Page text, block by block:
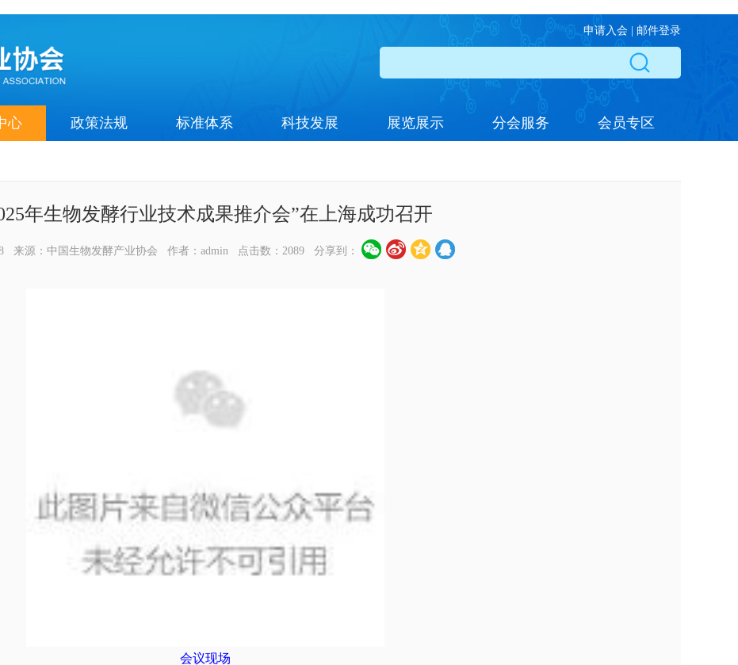
申请入会 邮件登录
心 政策法规 标准体系 科技发展 展览展示 分会服务 会员专区
年生物发酵行业技术成果推介会”在上海成功召开
来源：中国生物发酵产业协会 作者：admin 点击数：2089 分享到：
会议现场